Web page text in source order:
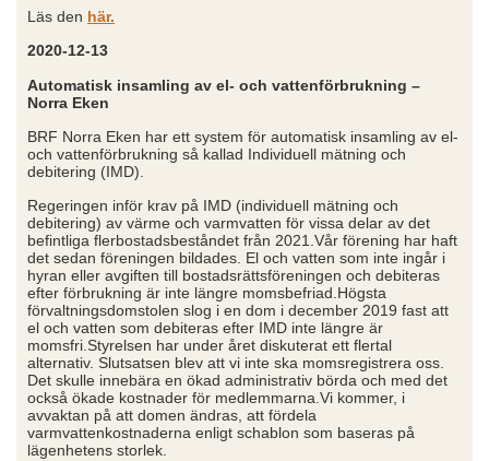
Läs den här.
2020-12-13
Automatisk insamling av el- och vattenförbrukning –
Norra Eken
BRF Norra Eken har ett system för automatisk insamling av el-
och vattenförbrukning så kallad Individuell mätning och
debitering (IMD).
Regeringen inför krav på IMD (individuell mätning och
debitering) av värme och varmvatten för vissa delar av det
befintliga flerbostadsbeståndet från 2021.Vår förening har haft
det sedan föreningen bildades. El och vatten som inte ingår i
hyran eller avgiften till bostadsrättsföreningen och debiteras
efter förbrukning är inte längre momsbefriad.Högsta
förvaltningsdomstolen slog i en dom i december 2019 fast att
el och vatten som debiteras efter IMD inte längre är
momsfri.Styrelsen har under året diskuterat ett flertal
alternativ. Slutsatsen blev att vi inte ska momsregistrera oss.
Det skulle innebära en ökad administrativ börda och med det
också ökade kostnader för medlemmarna.Vi kommer, i
avvaktan på att domen ändras, att fördela
varmvattenkostnaderna enligt schablon som baseras på
lägenhetens storlek.